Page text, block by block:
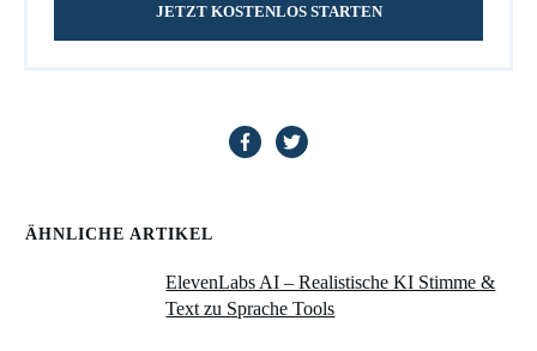
JETZT KOSTENLOS STARTEN
ÄHNLICHE ARTIKEL
ElevenLabs AI – Realistische KI Stimme &
Text zu Sprache Tools